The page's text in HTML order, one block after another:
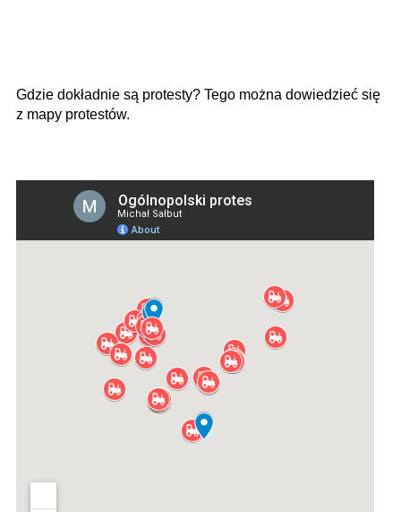
Gdzie dokładnie są protesty? Tego można dowiedzieć się
z mapy protestów.